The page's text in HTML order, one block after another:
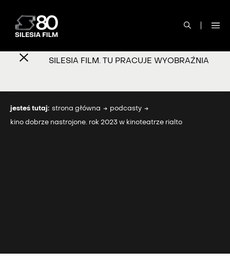
SILESIA FILM. TU PRACUJE WYOBRAŹNIA
jesteś tutaj: strona główna podcasty
kino dobrze nastrojone. rok 2023 w kinoteatrze rialto